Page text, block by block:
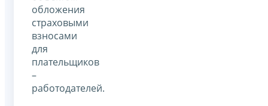
обложения
страховыми
взносами
для
плательщиков
–
работодателей.